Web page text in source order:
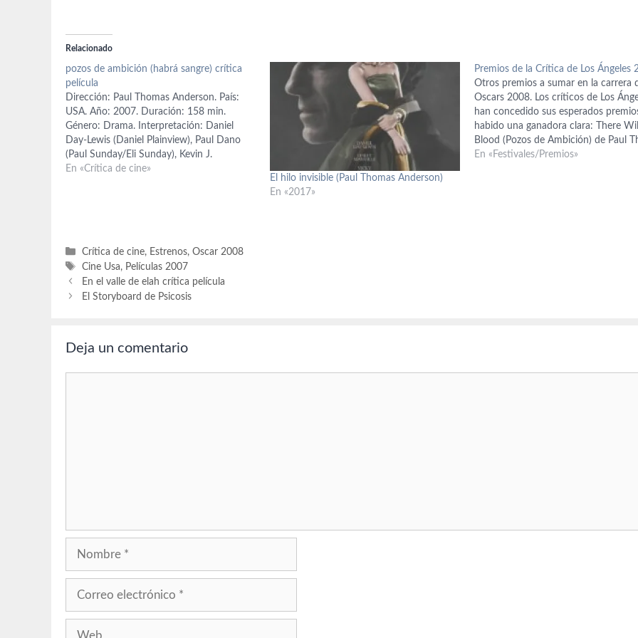
Relacionado
pozos de ambición (habrá sangre) crítica
película
Dirección: Paul Thomas Anderson. País:
USA. Año: 2007. Duración: 158 min.
Género: Drama. Interpretación: Daniel
Day-Lewis (Daniel Plainview), Paul Dano
(Paul Sunday/Eli Sunday), Kevin J.
O'Connor (Henry), Ciarán Hinds (Fletcher),
En «Crítica de cine»
El hilo invisible (Paul Thomas Anderson)
En «2017»
Premios de la Crítica de Los Ángeles
Otros premios a sumar en la carrera
Oscars 2008. Los críticos de Los
han concedido sus esperados
habido una ganadora clara: There
Blood (Pozos de Ambición) de Paul
Anderson. Se ha llevado los premios
En «Festivales/Premios»
Categorías
Crítica de cine, Estrenos,Oscar 2008
Etiquetas
Cine Usa, Películas 2007
En el valle de elah crítica película
El Storyboard de Psicosis
Deja un comentario